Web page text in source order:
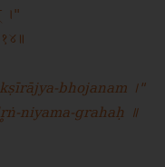
।"
bhojanam ।"
niyama-grahaḥ ॥